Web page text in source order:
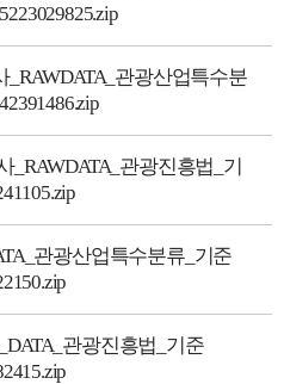
_RAWDATA_관광산업특수분
_RAWDATA_관광진흥법_기
관광산업특수분류_기준
관광진흥법_기준